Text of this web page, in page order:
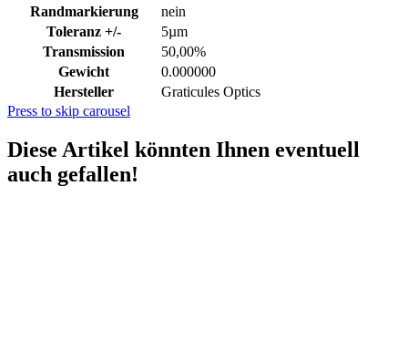
Randmarkierung
nein
Toleranz +/-
5µm
Transmission
50,00%
Gewicht
0.000000
Hersteller
Graticules Optics
Press to skip carousel
Diese Artikel könnten Ihnen eventuell
auch gefallen!